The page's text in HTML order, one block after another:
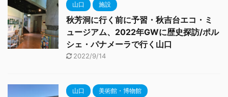
山口 施設
秋芳洞に行く前に予習・秋吉台エコ・ミ
ュージアム、2022年GWに歴史探訪/ポル
シェ・パナメーラで行く山口
2022/9/14
山口 美術館・博物館